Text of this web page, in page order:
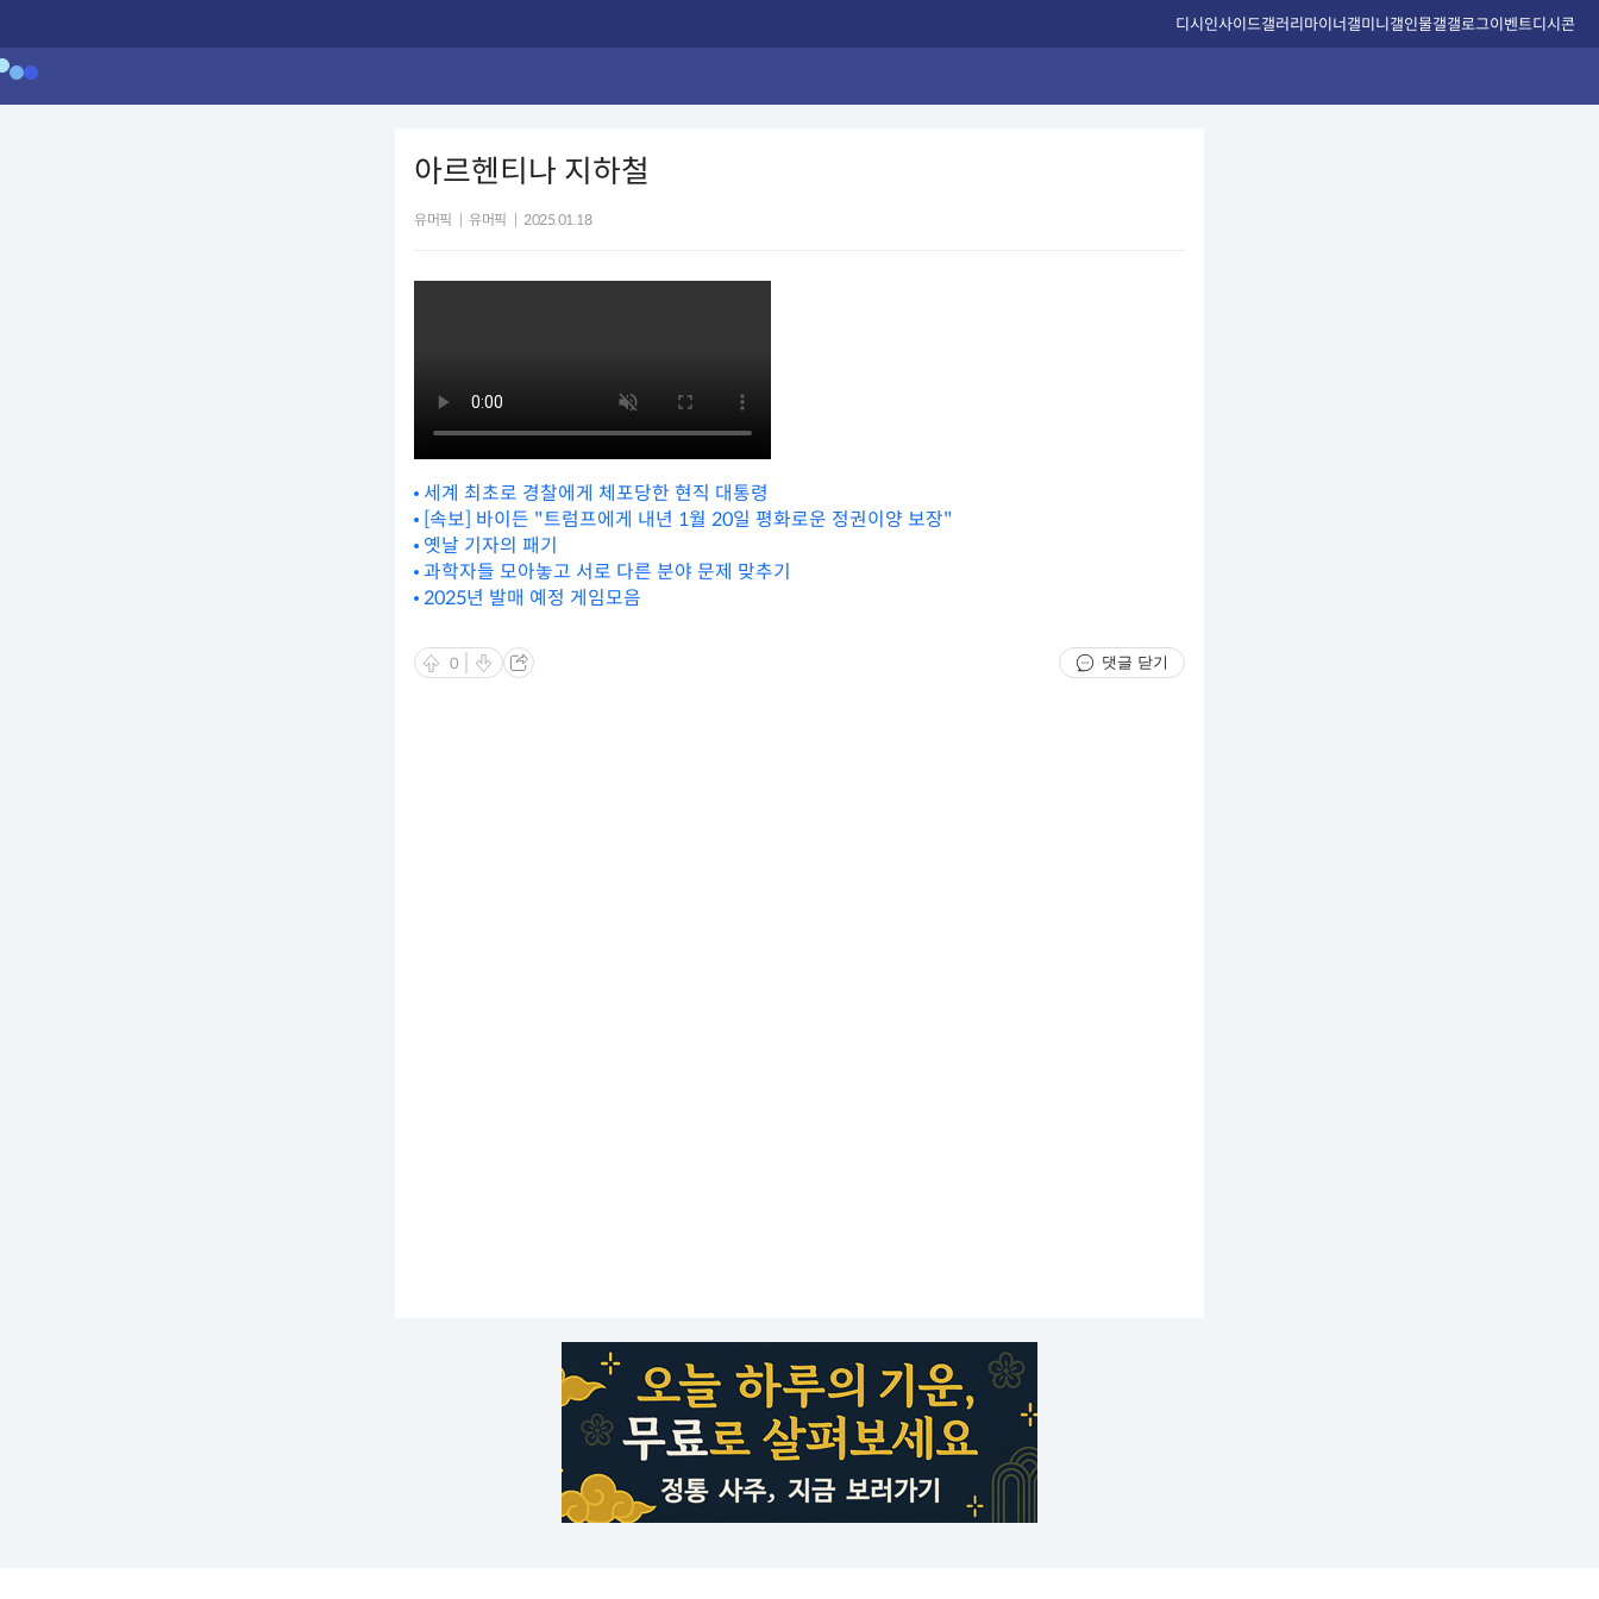
디시인사이드갤러리마이너갤미니갤인물갤갤로그이벤트디시콘
아르헨티나 지하철
유머픽 유머픽 2025.01.18
세계 최초로 경찰에게 체포당한 현직 대통령
[속보] 바이든 "트럼프에게 내년 1월 20일 평화로운 정권이양 보장"
옛날 기자의 패기
과학자들 모아놓고 서로 다른 분야 문제 맞추기
2025년 발매 예정 게임모음
0 댓글 닫기